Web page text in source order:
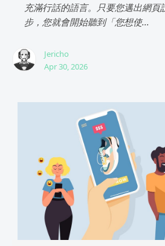
充滿行話的語言。只要您邁出網頁
步，您就會開始聽到「您想使...
Jericho
Apr 30, 2026